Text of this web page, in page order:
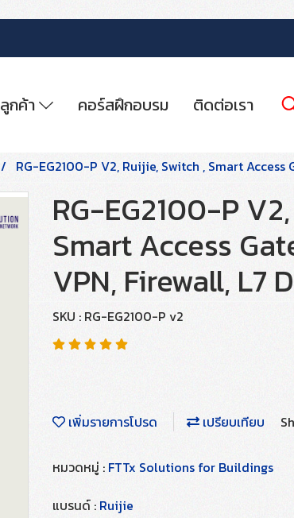
ลูกค้า คอร์สฝึกอบรม ติดต่อเรา
RG-EG2100-P V2, Ruijie, Switch , Smart Access
RG-EG2100-P
Smart Access
VPN, Firewall, L7
SKU : RG-EG2100-P v2
เพิ่มรายการโปรด เปรียบเทียบ
หมวดหมู่ : FTTx Solutions for Buildings
แบรนด์ : Ruijie